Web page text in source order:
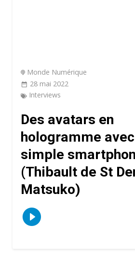
Monde Numérique
28 mai 2022
Interviews
Des avatars en
hologramme
simple
(Thibault de St
Matsuko)